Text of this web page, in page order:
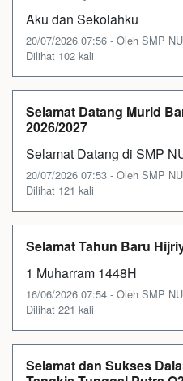
Aku dan Sekolahku
20/07/2026 07:56 - Oleh SMP
Dilihat 102 kali
Selamat Datang Murid
2026/2027
Selamat Datang di SMP
20/07/2026 07:53 - Oleh SMP
Dilihat 121 kali
Selamat Tahun Baru
1 Muharram 1448H
16/06/2026 07:54 - Oleh SMP
Dilihat 221 kali
Selamat dan Sukses